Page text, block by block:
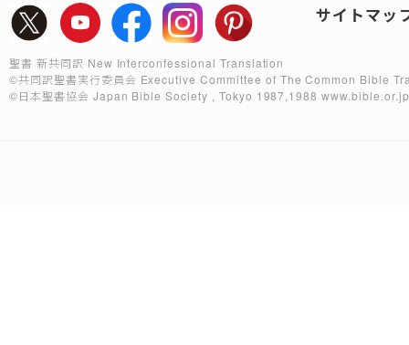
サイトマッ
聖書 新共同訳 New Interconfessional Translation
©共同訳聖書実行委員会 Executive Committee of The Common Bible
©日本聖書協会 Japan Bible Society , Tokyo 1987,1988www.bible.or.jp